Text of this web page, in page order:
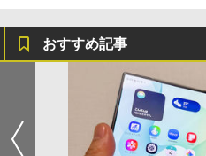
おすすめ記事